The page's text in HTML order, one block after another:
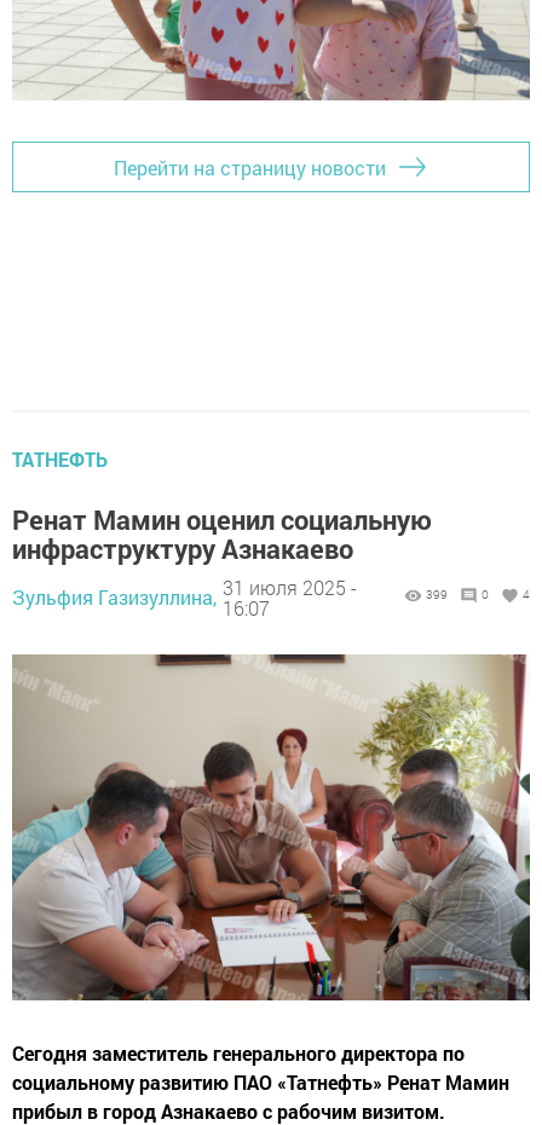
Перейти на страницу новости
ТАТНЕФТЬ
Ренат Мамин оценил социальную
инфраструктуру Азнакаево
Зульфия Газизуллина, 31 июля 2025 -
16:07
399 0 4
Сегодня заместитель генерального директора по
социальному развитию ПАО «Татнефть» Ренат Мамин
прибыл в город Азнакаево с рабочим визитом.